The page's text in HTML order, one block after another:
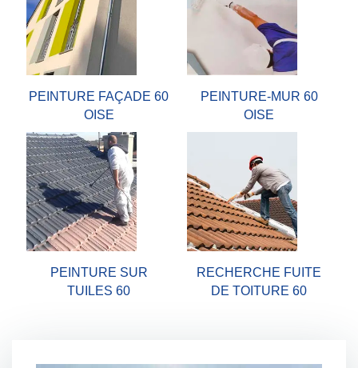
PEINTURE FAÇADE 60
OISE
PEINTURE-MUR 60
OISE
PEINTURE SUR
TUILES 60
RECHERCHE FUITE
DE TOITURE 60